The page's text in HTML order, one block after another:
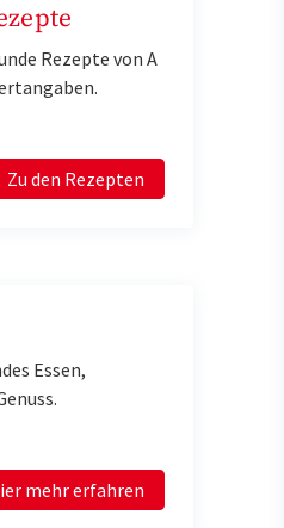
Rezepte von A
Zu den Rezepten
Essen,
mehr erfahren